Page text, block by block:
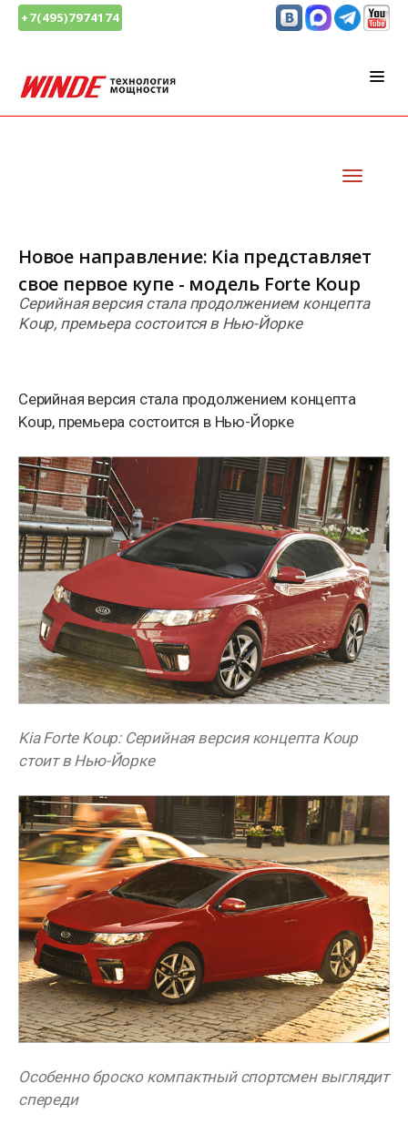
+7(495)7974174
Новое направление: Kia представляет
свое первое купе - модель Forte Koup
Серийная версия стала продолжением концепта
Koup, премьера состоится в Нью-Йорке
Серийная версия стала продолжением концепта
Koup, премьера состоится в Нью-Йорке
Kia Forte Koup: Серийная версия концепта Koup
стоит в Нью-Йорке
Особенно броско компактный спортсмен выглядит
спереди